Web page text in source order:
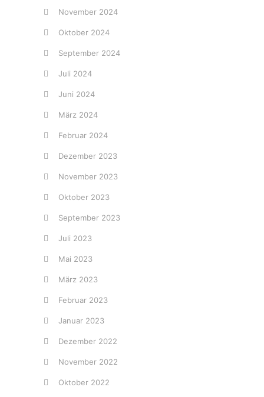
November 2024
Oktober 2024
September 2024
Juli 2024
Juni 2024
März 2024
Februar 2024
Dezember 2023
November 2023
Oktober 2023
September 2023
Juli 2023
Mai 2023
März 2023
Februar 2023
Januar 2023
Dezember 2022
November 2022
Oktober 2022